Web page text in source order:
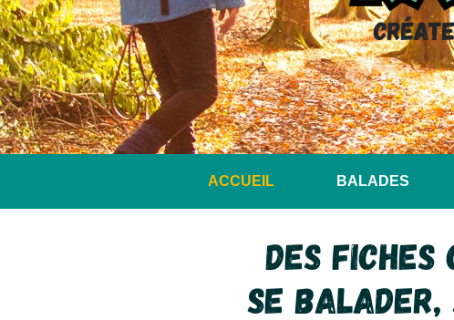
ACCUEIL BALADES
Des
se balader,